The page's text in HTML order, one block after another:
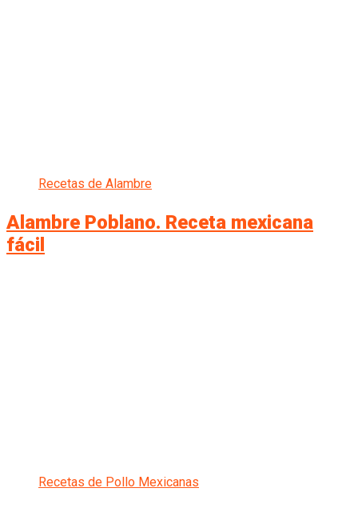
Recetas de Alambre
Alambre Poblano. Receta mexicana
fácil
Recetas de Pollo Mexicanas